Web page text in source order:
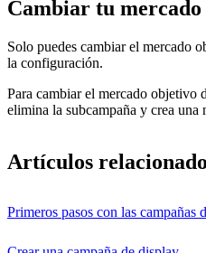
Cambiar tu
Solo puedes cambiar el mercado
la configuración.
Para cambiar el mercado objetivo
elimina la subcampaña y crea una
Artículos
Primeros pasos con las campañas